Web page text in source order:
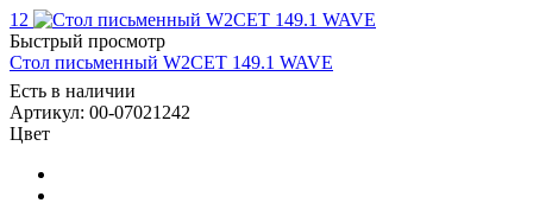
12
Быстрый просмотр
Стол письменный W2CET 149.1 WAVE
Есть в наличии
Артикул: 00-07021242
Цвет